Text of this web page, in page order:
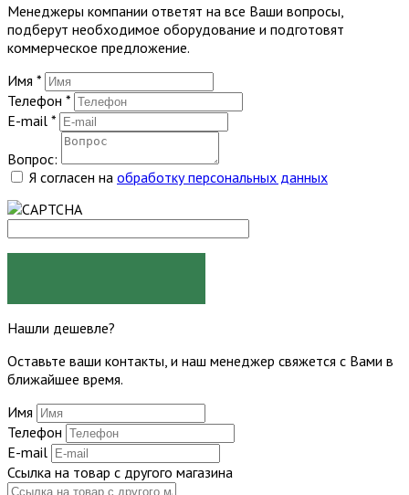
Менеджеры компании ответят на все Ваши вопросы,
подберут необходимое оборудование и подготовят
коммерческое предложение.
Имя *
Телефон *
E-mail *
Вопрос:
Я согласен на обработку персональных данных
Нашли дешевле?
Оставьте ваши контакты, и наш менеджер свяжется с Вами в
ближайшее время.
Имя
Телефон
E-mail
Ссылка на товар с другого магазина